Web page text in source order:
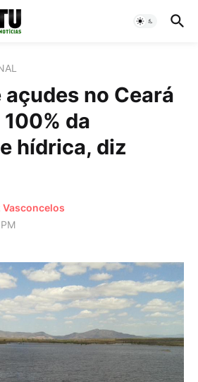
no Ceará
da
hídrica, diz
Vasconcelos